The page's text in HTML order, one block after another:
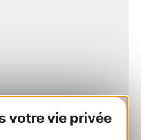
votre vie privée